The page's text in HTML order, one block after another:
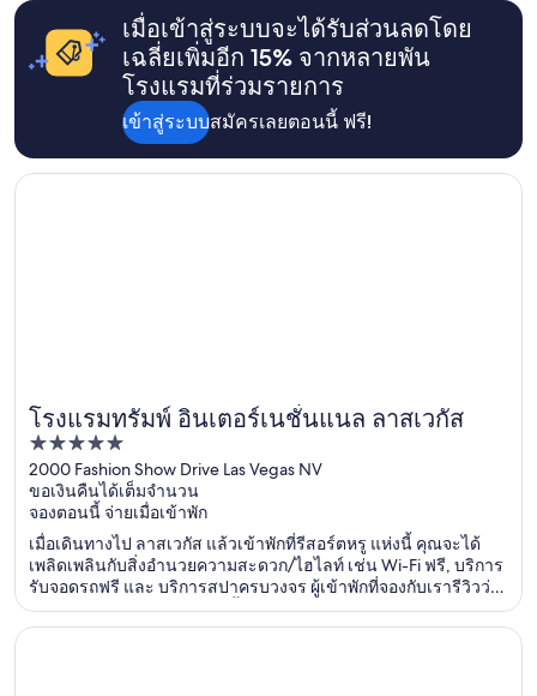
ลิงค์
เมื่อเข้าสู่ระบบจะได้รับส่วนลดโดย
เฉลี่ยเพิ่มอีก 15% จากหลายพัน
โรงแรมที่ร่วมรายการ
เข้าสู่ระบบสมัครเลยตอนนี้ ฟรี!
โรงแรมทรัมพ์ อินเตอร์เนชั่นแนล ลาสเวกัส
5
out
of
5
2000 Fashion Show Drive Las Vegas NV
ขอเงินคืนได้เต็มจำนวน
จองตอนนี้ จ่ายเมื่อเข้าพัก
เมื่อเดินทางไป ลาสเวกัส แล้วเข้าพักที่รีสอร์ตหรู แห่งนี้ คุณจะได้
เพลิดเพลินกับสิ่งอำนวยความสะดวก/ไฮไลท์ เช่น Wi-Fi ฟรี, บริการ
รับจอดรถฟรี และ บริการสปาครบวงจร ผู้เข้าพักที่จองกับเรารีวิวว่า
ชอบอาหารเช้าและสระว่ายน้ำเป็นพิเศษ ที่เที่ยวยอดนิยมในบริเวณ
ใกล้เคียง ได้แก่ เดอะ เวเนเชียน คาสิโน และ ศูนย์ความบันเทิง เดอะ
เปิดในหน้าต่างใหม่
โรงแรมทรัมพ์ อินเตอร์เนชั่นแนล ลาสเวกัส
เปิดในหน้าต่างใหม่
อาเรีย รีสอร์ทแอนด์คาสิโน